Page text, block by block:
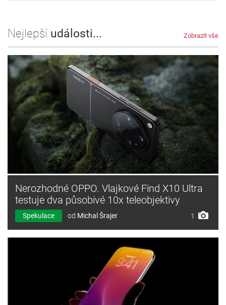
Nejlepší události... Zobrazit vše
Nerozhodné OPPO. Vlajkové Find X10 Ultra
testuje dva působivé 10x teleobjektivy
Spekulace od Michal Šrajer 1